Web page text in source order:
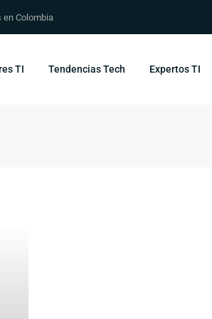
Colombia
TI Tendencias Tech Expertos TI